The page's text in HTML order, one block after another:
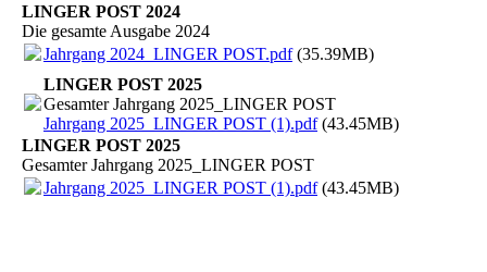
LINGER POST 2024
Die gesamte Ausgabe 2024
Jahrgang 2024_LINGER POST.pdf(35.39MB)
LINGER POST 2025
Gesamter Jahrgang 2025_LINGER POST
Jahrgang 2025_LINGER POST (1).pdf(43.45MB)
LINGER POST 2025
Gesamter Jahrgang 2025_LINGER POST
Jahrgang 2025_LINGER POST (1).pdf(43.45MB)